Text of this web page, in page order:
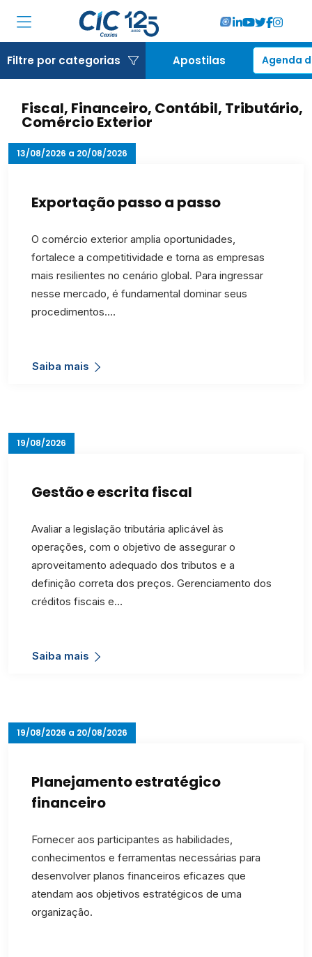
Associadas
Soluções
Locações
Eventos
Notícias
Filtre por categorias Apostilas Agenda
Fiscal, Financeiro, Contábil, Tributário,
Comércio Exterior
13/08/2026 a 20/08/2026
Exportação passo a passo
O comércio exterior amplia oportunidades,
fortalece a competitividade e torna as empresas
mais resilientes no cenário global. Para ingressar
nesse mercado, é fundamental dominar seus
procedimentos.…
Saiba mais
19/08/2026
Gestão e escrita fiscal
Avaliar a legislação tributária aplicável às
operações, com o objetivo de assegurar o
aproveitamento adequado dos tributos e a
definição correta dos preços. Gerenciamento dos
créditos fiscais e…
Saiba mais
19/08/2026 a 20/08/2026
Planejamento estratégico
financeiro
Fornecer aos participantes as habilidades,
conhecimentos e ferramentas necessárias para
desenvolver planos financeiros eficazes que
atendam aos objetivos estratégicos de uma
organização.